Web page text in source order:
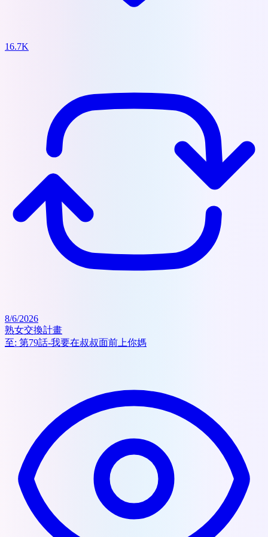
16.7K
8/6/2026
熟女交換計畫
至: 第79話-我要在叔叔面前上你媽